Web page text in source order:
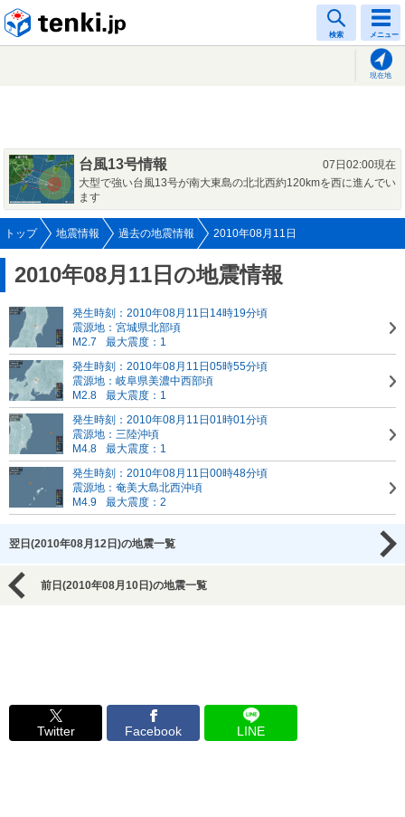
検索 メニュー
現在地
台風13号情報
07日02:00現在
大型で強い台風13号が南大東島の北北西約120kmを西に進んでい
ます
トップ 地震情報 過去の地震情報 2010年08月11日
2010年08月11日の地震情報
発生時刻：2010年08月11日14時19分頃
震源地：宮城県北部頃
M2.7
最大震度：1
発生時刻：2010年08月11日05時55分頃
震源地：岐阜県美濃中西部頃
M2.8
最大震度：1
発生時刻：2010年08月11日01時01分頃
震源地：三陸沖頃
M4.8
最大震度：1
発生時刻：2010年08月11日00時48分頃
震源地：奄美大島北西沖頃
M4.9
最大震度：2
翌日(2010年08月12日)の地震一覧
前日(2010年08月10日)の地震一覧
Twitter Facebook LINE